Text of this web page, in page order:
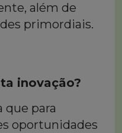
além de
primordiais.
inovação?
que para
oportunidades